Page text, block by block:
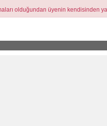
olduğundan üyenin kendisinden